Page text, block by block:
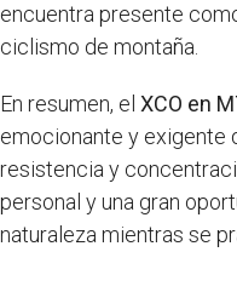
encuentra presente
ciclismo de montaña.
En resumen, el XCO en
emocionante y exigente
resistencia y
personal y una gran
naturaleza mientras se